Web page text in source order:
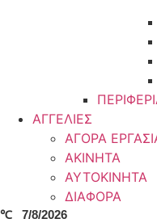
ΑΓΓΕΛΙΕΣ
ΑΓΟΡΑ
ΑΚΙΝΗΤΑ
ΑΥΤΟΚΙΝΗΤΑ
ΔΙΑΦΟΡΑ
℃ 7/8/2026